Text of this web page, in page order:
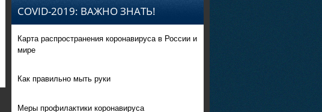
COVID-2019: ВАЖНО ЗНАТЬ!
Карта распространения коронавируса в России и
мире
Как правильно мыть руки
Меры профилактики коронавируса